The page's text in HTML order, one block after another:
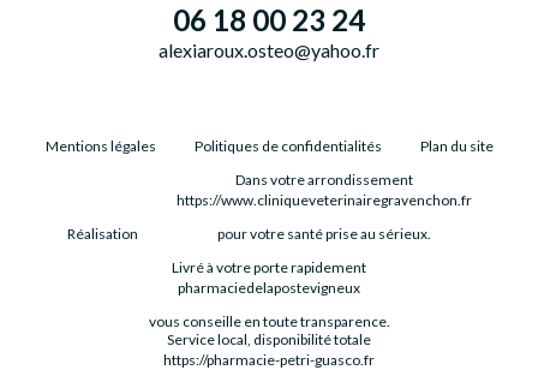
06 18 00 23 24
alexiaroux.osteo@yahoo.fr
Mentions légales Politiques de confidentialités Plan du site
Réalisation
Dans votre arrondissement
https://www.cliniqueveterinairegravenchon.fr
pour votre santé prise au sérieux.
Livré à votre porte rapidement
pharmaciedelapostevigneux
vous conseille en toute transparence.
Service local, disponibilité totale
https://pharmacie-petri-guasco.fr